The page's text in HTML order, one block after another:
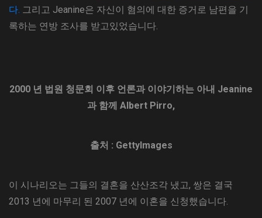
다. 그리고 Jeanine은 자신이 혐의에 대한 증거로 남편을 기
록하는 연방 조사를 받고있었습니다.
2000 년 법원 청문회 이후 언론과 이야기하는 아내 Jeanine
과 함께 Albert Pirro,
출처 : GettyImages
이 시나리오는 그들의 결혼을 산산조각 냈고, 쌍은 결국
2013 년에 마무리 된 2007 년에 이혼을 신청했습니다.